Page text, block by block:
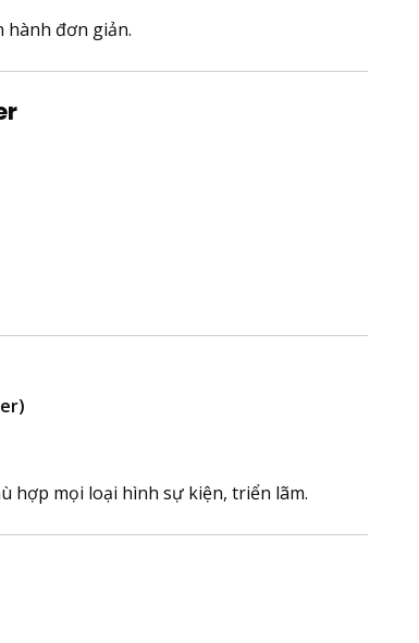
hành đơn giản.
hợp mọi loại hình sự kiện, triển lãm.